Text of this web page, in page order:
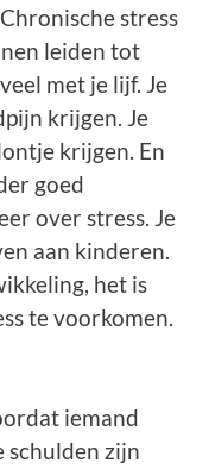
stress
leiden tot
met je lijf. Je
krijgen. Je
krijgen. En
goed
over stress. Je
aan kinderen.
het is
te voorkomen.
iemand
schulden zijn